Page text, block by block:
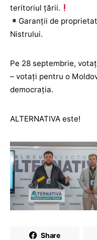
teritoriul țării.
Garanții de
Nistrului.
Pe 28 septembrie,
– votați pentru o
democrația.
ALTERNATIVA este!
Share